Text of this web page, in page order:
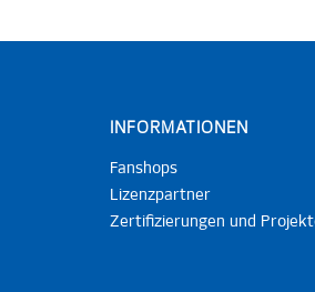
INFORMATIONEN
Fanshops
Lizenzpartner
Zertifizierungen und